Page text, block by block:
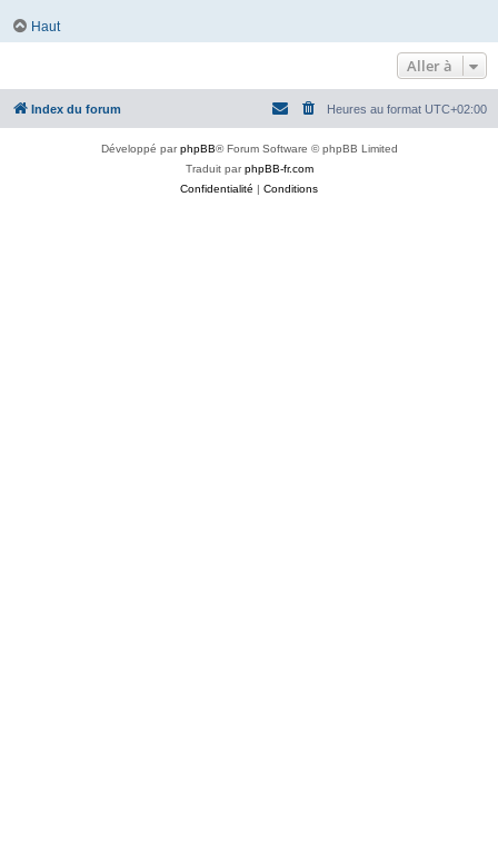
Haut
Aller à
Index du forum Heures au format UTC+02:00
Développé parphpBB® Forum Software © phpBB Limited
Traduit parphpBB-fr.com
Confidentialité | Conditions